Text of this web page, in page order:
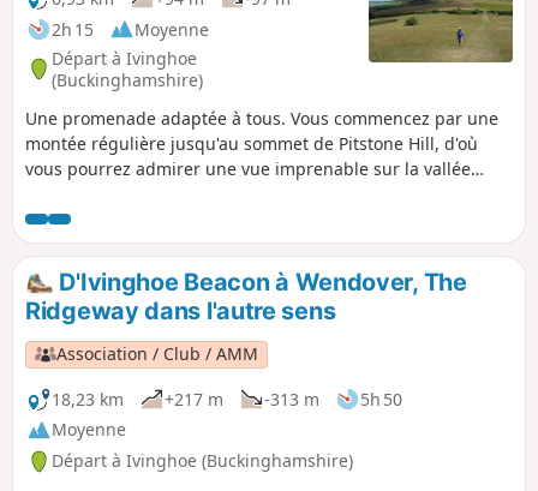
2h 15
Moyenne
Départ à Ivinghoe
(Buckinghamshire)
Une promenade adaptée à tous. Vous commencez par une
montée régulière jusqu'au sommet de Pitstone Hill, d'où
vous pourrez admirer une vue imprenable sur la vallée
Sur le chemin du retour vers Ivinghoe, vous passez près du
moulin à vent de Pitstone.
D'Ivinghoe Beacon à Wendover, The
Ridgeway dans l'autre sens
Association / Club / AMM
18,23 km
+217 m -313 m
5h 50
Moyenne
Départ à Ivinghoe (Buckinghamshire)